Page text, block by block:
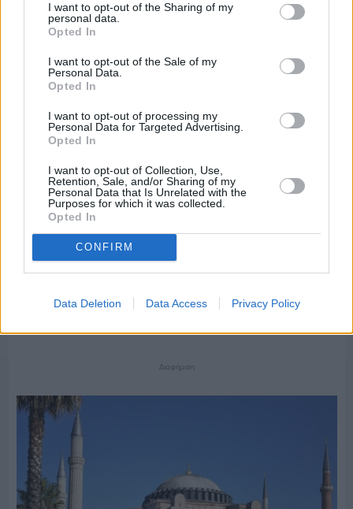
I want to opt-out of the Sharing of my
personal data.
Opted In
I want to opt-out of the Sale of my
Personal Data.
Opted In
I want to opt-out of processing my
Personal Data for Targeted Advertising.
Opted In
I want to opt-out of Collection, Use,
Retention, Sale, and/or Sharing of my
Personal Data that Is Unrelated with the
Purposes for which it was collected.
Opted In
CONFIRM
Data Deletion Data Access Privacy Policy
Βαρβασίου
Διακοπές ρεύματος: Συνασπισμό των
Διαφήμιση